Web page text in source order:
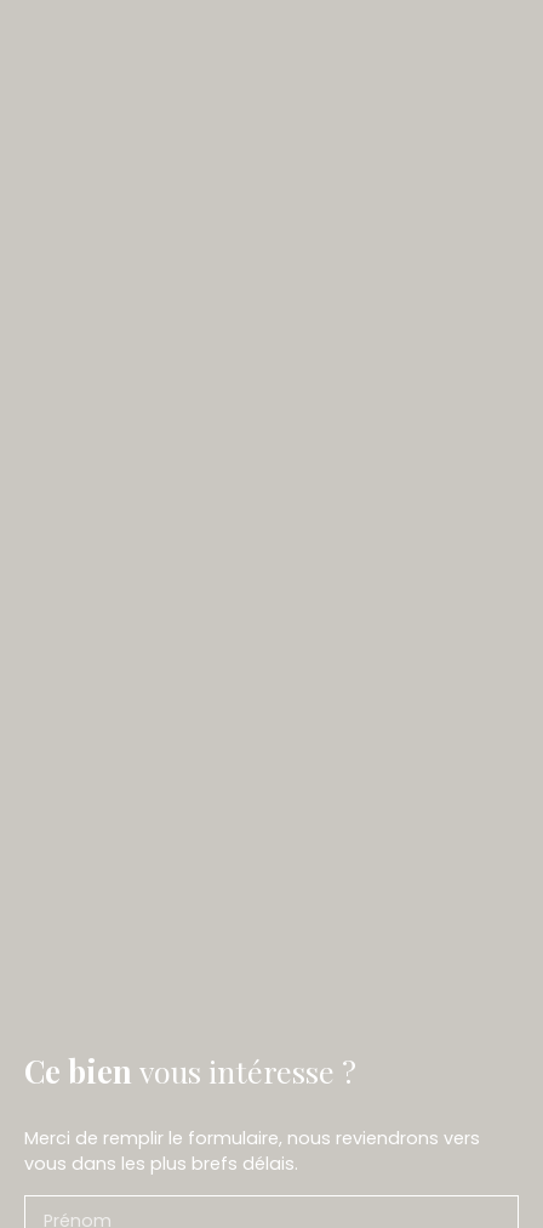
Ce bien vous intéresse ?
Merci de remplir le formulaire, nous reviendrons vers
vous dans les plus brefs délais.
Prénom